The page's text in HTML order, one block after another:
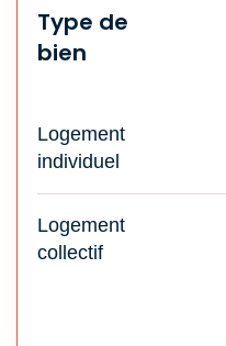
Type de
bien
Logement
individuel
Logement
collectif